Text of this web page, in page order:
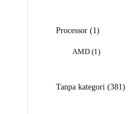
Processor 11
AMD 11
Tanpa kategori 381381